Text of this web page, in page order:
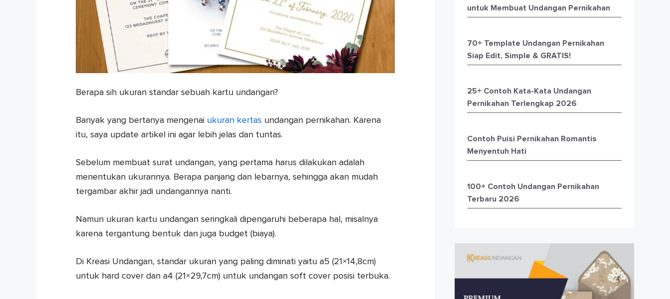
Berapa sih ukuran standar sebuah kartu undangan?
Banyak yang bertanya mengenai ukuran kertas undangan pernikahan. Karena
itu, saya update artikel ini agar lebih jelas dan tuntas.
Sebelum membuat surat undangan, yang pertama harus dilakukan adalah
menentukan ukurannya. Berapa panjang dan lebarnya, sehingga akan mudah
tergambar akhir jadi undangannya nanti.
Namun ukuran kartu undangan seringkali dipengaruhi beberapa hal, misalnya
karena tergantung bentuk dan juga budget (biaya).
Di Kreasi Undangan, standar ukuran yang paling diminati yaitu a5 (21×14,8cm)
untuk hard cover dan a4 (21×29,7cm) untuk undangan soft cover posisi terbuka.
untuk Membuat Undangan Pernikahan
70+ Template Undangan Pernikahan
Siap Edit, Simple & GRATIS!
25+ Contoh Kata-Kata Undangan
Pernikahan Terlengkap 2026
Contoh Puisi Pernikahan Romantis
Menyentuh Hati
100+ Contoh Undangan Pernikahan
Terbaru 2026